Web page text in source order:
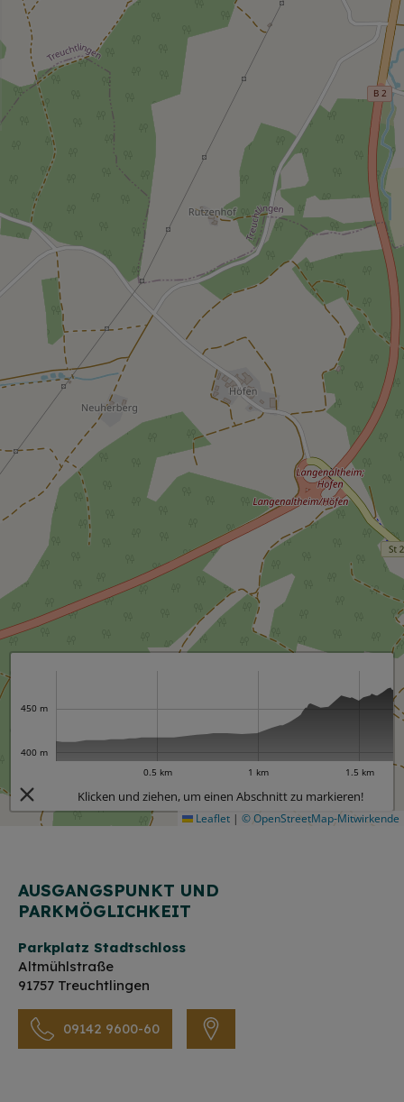
0.5 km 1 km 1.5 km
400 m
450 m
Klicken und ziehen, um einen Abschnitt zu markieren!
Leaflet | © OpenStreetMap-Mitwirkende
AUSGANGSPUNKT UND
PARKMÖGLICHKEIT
Parkplatz Stadtschloss
Altmühlstraße
91757 Treuchtlingen
09142 9600-60